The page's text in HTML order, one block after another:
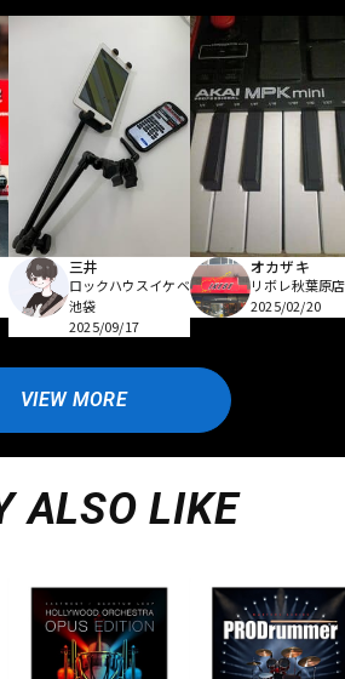
三井
ロックハウスイケベ
池袋
2025/09/17
オカザキ
リボレ秋葉原店
2025/02/20
VIEW MORE
ALSO LIKE